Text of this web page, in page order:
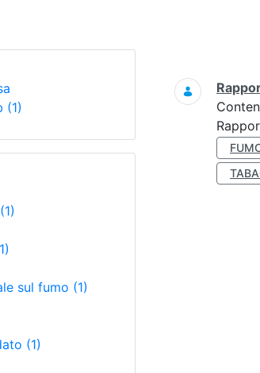
(1)
(1)
sul fumo (1)
(1)
Ricerca